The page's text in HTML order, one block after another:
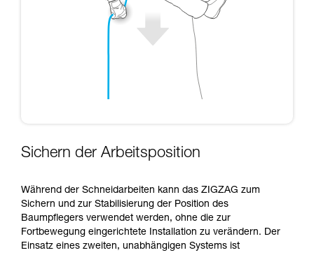
Sichern der Arbeitsposition
Während der Schneidarbeiten kann das ZIGZAG zum
Sichern und zur Stabilisierung der Position des
Baumpflegers verwendet werden, ohne die zur
Fortbewegung eingerichtete Installation zu verändern. Der
Einsatz eines zweiten, unabhängigen Systems ist